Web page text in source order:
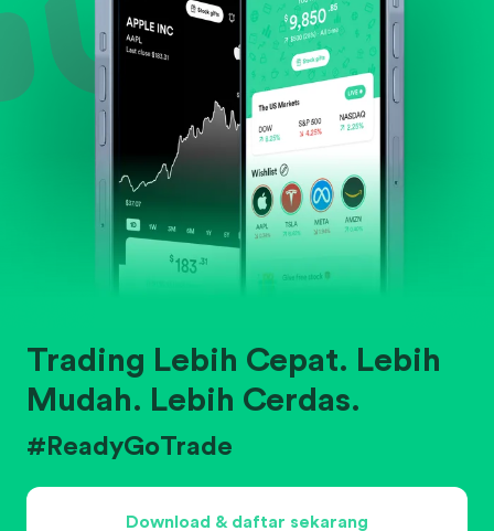
Trading Lebih Cepat. Lebih
Mudah. Lebih Cerdas.
#ReadyGoTrade
Download & daftar sekarang